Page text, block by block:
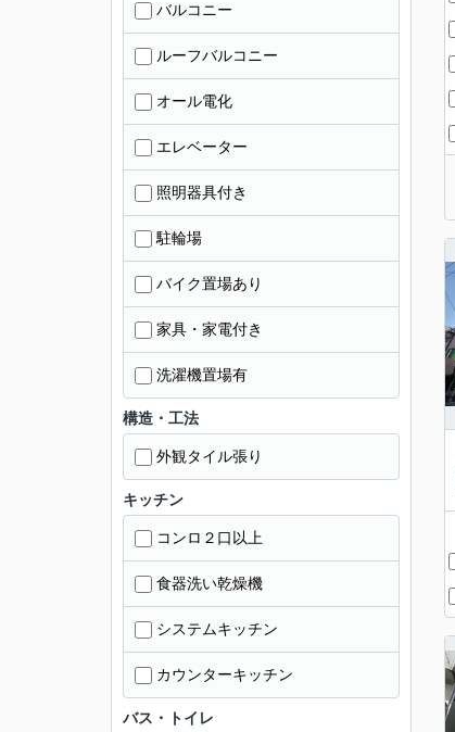
バルコニー
ルーフバルコニー
オール電化
エレベーター
照明器具付き
駐輪場
バイク置場あり
家具・家電付き
洗濯機置場有
構造・工法
外観タイル張り
キッチン
コンロ２口以上
食器洗い乾燥機
システムキッチン
カウンターキッチン
バス・トイレ